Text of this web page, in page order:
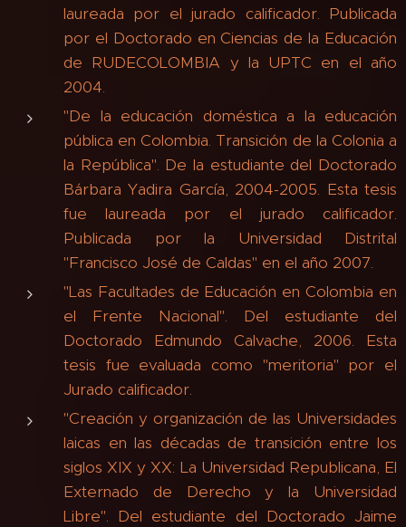
laureada por el jurado calificador. Publicada
por el Doctorado en Ciencias de la Educación
de RUDECOLOMBIA y la UPTC en el año
2004.
"De la educación doméstica a la educación
pública en Colombia. Transición de la Colonia a
la República". De la estudiante del Doctorado
Bárbara Yadira García, 2004-2005. Esta tesis
fue laureada por el jurado calificador.
Publicada por la Universidad Distrital
"Francisco José de Caldas" en el año 2007.
"Las Facultades de Educación en Colombia en
el Frente Nacional". Del estudiante del
Doctorado Edmundo Calvache, 2006. Esta
tesis fue evaluada como "meritoria" por el
Jurado calificador.
"Creación y organización de las Universidades
laicas en las décadas de transición entre los
siglos XIX y XX: La Universidad Republicana, El
Externado de Derecho y la Universidad
Libre". Del estudiante del Doctorado Jaime